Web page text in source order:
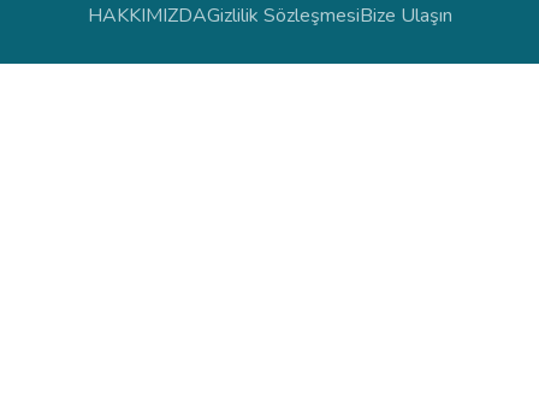
HAKKIMIZDAGizlilik SözleşmesiBize Ulaşın